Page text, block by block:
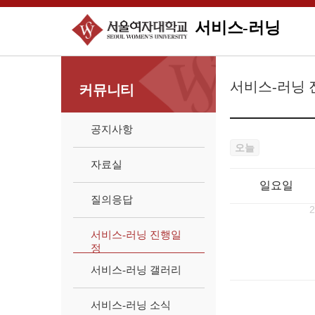
서비스-러닝
커뮤니티
공지사항
자료실
질의응답
서비스-러닝 진행일
정
서비스-러닝 갤러리
서비스-러닝 소식
서비스-러닝
오늘
일요일